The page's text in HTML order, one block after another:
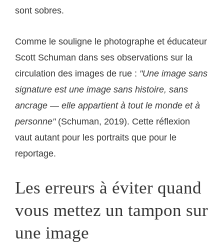
sont sobres.
Comme le souligne le photographe et éducateur
Scott Schuman dans ses observations sur la
circulation des images de rue : "Une image sans
signature est une image sans histoire, sans
ancrage — elle appartient à tout le monde et à
personne"(Schuman, 2019). Cette réflexion
vaut autant pour les portraits que pour le
reportage.
Les erreurs à éviter quand
vous mettez un tampon sur
une image